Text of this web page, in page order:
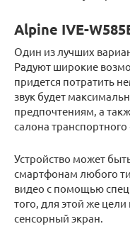
Alpine IVE-
Один из лучших
Радуют широкие
придется потратить
звук будет
предпочтениям, а
салона транспортного
Устройство может
смартфонам любого
видео с помощью
того, для этой же
сенсорный экран.